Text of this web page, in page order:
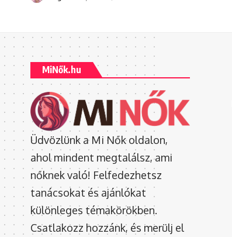
MiNők.hu
Üdvözlünk a Mi Nők oldalon,
ahol mindent megtalálsz, ami
nőknek való! Felfedezhetsz
tanácsokat és ajánlókat
különleges témakörökben.
Csatlakozz hozzánk, és merülj el